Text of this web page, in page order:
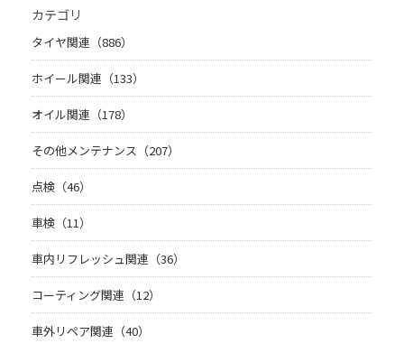
カテゴリ
タイヤ関連（886）
ホイール関連（133）
オイル関連（178）
その他メンテナンス（207）
点検（46）
車検（11）
車内リフレッシュ関連（36）
コーティング関連（12）
車外リペア関連（40）